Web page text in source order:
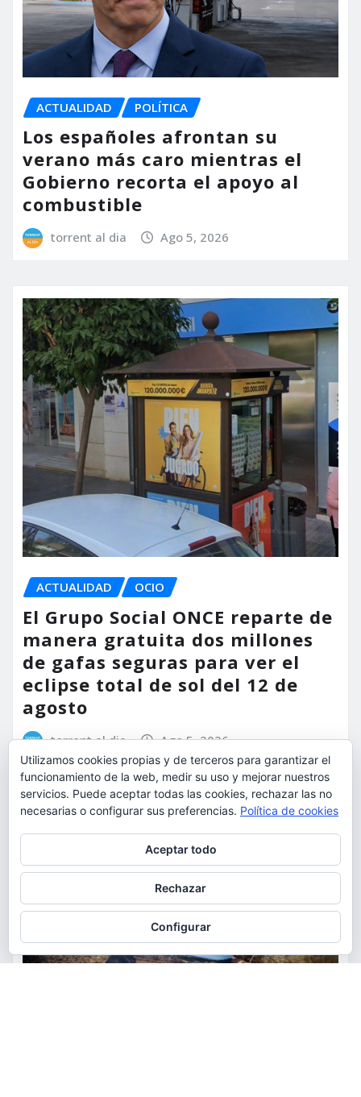
ACTUALIDAD POLÍTICA
Los españoles afrontan su
verano más caro mientras el
Gobierno recorta el apoyo al
combustible
torrent al dia Ago 5, 2026
ACTUALIDAD OCIO
El Grupo Social ONCE reparte de
manera gratuita dos millones
de gafas seguras para ver el
eclipse total de sol del 12 de
agosto
torrent al dia Ago 5, 2026
Utilizamos cookies propias y de terceros para garantizar el
funcionamiento de la web, medir su uso y mejorar nuestros
servicios. Puede aceptar todas las cookies, rechazar las no
necesarias o configurar sus preferencias. Política de cookies
Aceptar todo
Rechazar
Configurar
Para obtener más información, incluido cómo gestionar las cookies,